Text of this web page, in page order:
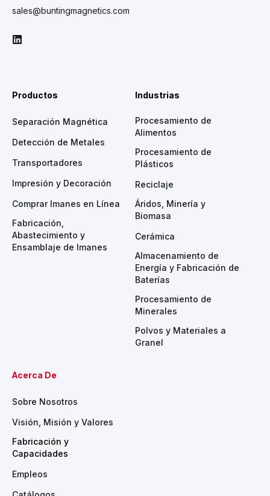
sales@buntingmagnetics.com
Productos
Separación Magnética
Detección de Metales
Transportadores
Impresión y Decoración
Comprar Imanes en Línea
Fabricación,
Abastecimiento y
Ensamblaje de Imanes
Industrias
Procesamiento de
Alimentos
Procesamiento de
Plásticos
Reciclaje
Áridos, Minería y
Biomasa
Cerámica
Almacenamiento de
Energía y Fabricación de
Baterías
Procesamiento de
Minerales
Polvos y Materiales a
Granel
Acerca De
Sobre Nosotros
Visión, Misión y Valores
Fabricación y
Capacidades
Empleos